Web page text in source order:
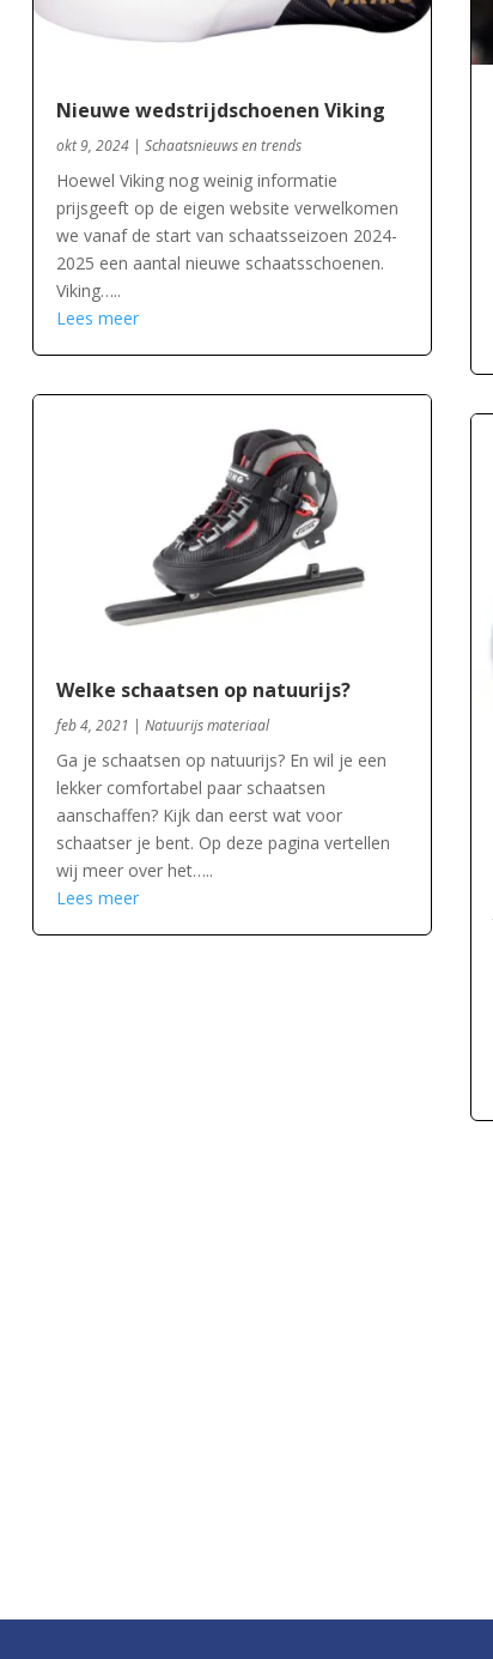
Nieuwe wedstrijdschoenen Viking
okt 9, 2024 |Schaatsnieuws en trends
Hoewel Viking nog weinig informatie
prijsgeeft op de eigen website verwelkomen
we vanaf de start van schaatsseizoen 2024-
2025 een aantal nieuwe schaatsschoenen.
Viking…..
Lees meer
Welke schaatsen op natuurijs?
feb 4, 2021 |Natuurijs materiaal
Ga je schaatsen op natuurijs? En wil je een
lekker comfortabel paar schaatsen
aanschaffen? Kijk dan eerst wat voor
schaatser je bent. Op deze pagina vertellen
wij meer over het…..
Lees meer